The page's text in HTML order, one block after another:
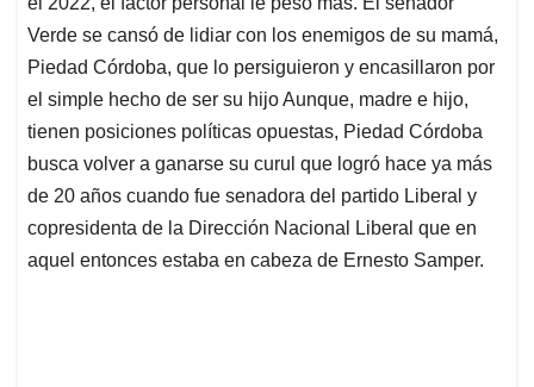
A
p
p
o
o
k
d
I
n
d
s
Verde se cansó de lidiar con los enemigos de su mamá,
Piedad Córdoba, que lo persiguieron y encasillaron por
el simple hecho de ser su hijo Aunque, madre e hijo,
tienen posiciones políticas opuestas, Piedad Córdoba
busca volver a ganarse su curul que logró hace ya más
de 20 años cuando fue senadora del partido Liberal y
copresidenta de la Dirección Nacional Liberal que en
aquel entonces estaba en cabeza de Ernesto Samper.